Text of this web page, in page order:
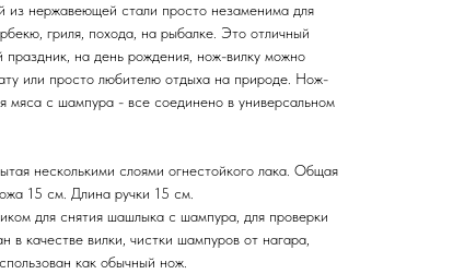
из нержавеющей стали просто незаменима для
гриля, похода, на рыбалке. Это отличный
на день рождения, нож-вилку можно
или просто любителю отдыха на природе. Нож-
мяса с шампура - все соединено в универсальном
несколькими слоями огнестойкого лака. Общая
15 см. Длина ручки 15 см.
для снятия шашлыка с шампура, для проверки
в качестве вилки, чистки шампуров от нагара,
как обычный нож.